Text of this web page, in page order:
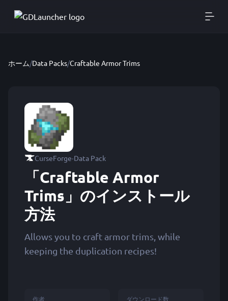
ホーム/Data Packs/Craftable Armor Trims
CurseForge·Data Pack
「Craftable Armor
Trims」のインストール
方法
Allows you to craft armor trims, while
keeping the duplication recipes!
作者 ダウンロード数